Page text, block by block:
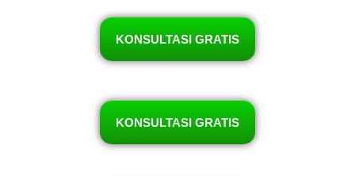
KONSULTASI GRATIS
KONSULTASI GRATIS